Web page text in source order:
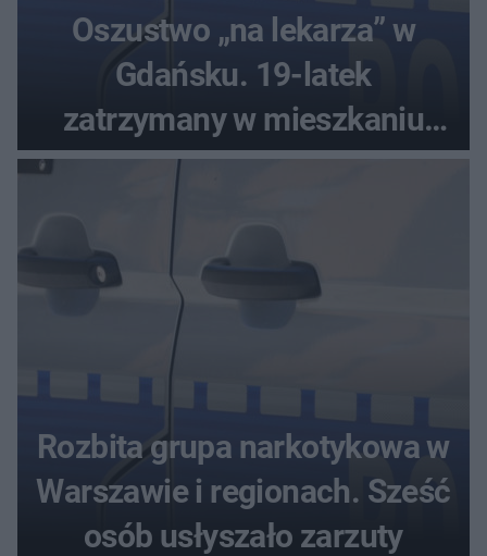
Oszustwo „na lekarza” w
Gdańsku. 19-latek
zatrzymany w mieszkaniu
seniora
Rozbita grupa narkotykowa w
Warszawie i regionach. Sześć
osób usłyszało zarzuty